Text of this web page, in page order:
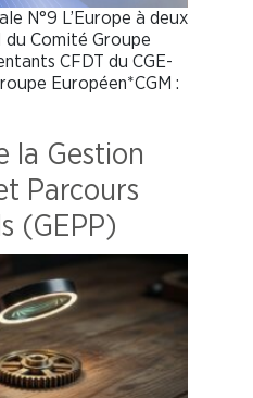
N°9 L’Europe à deux
du Comité Groupe
CFDT du CGE-
Européen*CGM :
la Gestion
Parcours
(GEPP)